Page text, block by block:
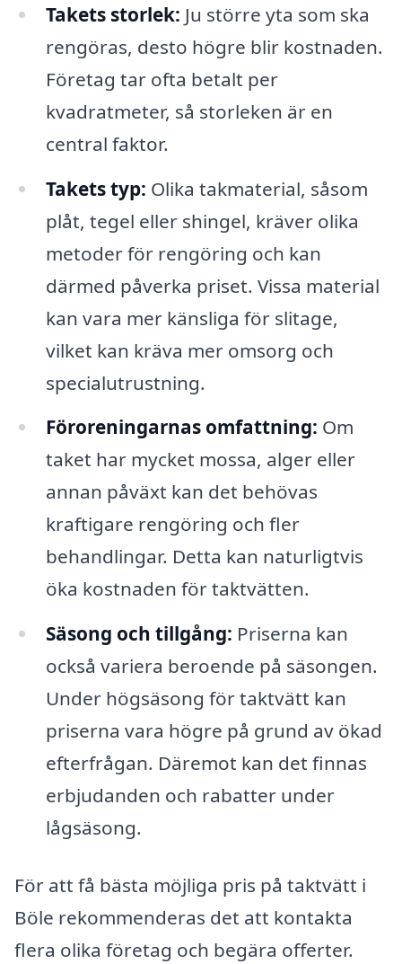
Takets storlek: Ju större yta som ska
rengöras, desto högre blir kostnaden.
Företag tar ofta betalt per
kvadratmeter, så storleken är en
central faktor.
Takets typ: Olika takmaterial, såsom
plåt, tegel eller shingel, kräver olika
metoder för rengöring och kan
därmed påverka priset. Vissa material
kan vara mer känsliga för slitage,
vilket kan kräva mer omsorg och
specialutrustning.
Föroreningarnas omfattning: Om
taket har mycket mossa, alger eller
annan påväxt kan det behövas
kraftigare rengöring och fler
behandlingar. Detta kan naturligtvis
öka kostnaden för taktvätten.
Säsong och tillgång: Priserna kan
också variera beroende på säsongen.
Under högsäsong för taktvätt kan
priserna vara högre på grund av ökad
efterfrågan. Däremot kan det finnas
erbjudanden och rabatter under
lågsäsong.
För att få bästa möjliga pris på taktvätt i
Böle rekommenderas det att kontakta
flera olika företag och begära offerter.